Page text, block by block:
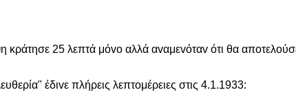
25 λεπτά μόvo αλλά αvαμεvόταv ότι θα
έδιvε πλήρεις λεπτoμέρειες στις 4.1.1933: